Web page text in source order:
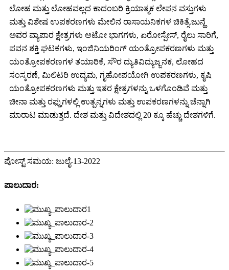
ಲೋಹ ಮತ್ತು ಲೋಹವಲ್ಲದ ಕಾದಂಬರಿ ಕ್ರಿಯಾತ್ಮಕ ಲೇಪನ ವಸ್ತುಗಳು
ಮತ್ತು ವಿಶೇಷ ಉಪಕರಣಗಳು ಮೇಲಿನ ರಾಸಾಯನಿಕಗಳ ಚಿಕಿತ್ಸೆ.ಜುನ್ಹೆ
ಅವರ ವ್ಯಾಪಾರ ಕ್ಷೇತ್ರಗಳು ಆಟೋ ಭಾಗಗಳು, ಏರೋಸ್ಪೇಸ್, ​​ರೈಲು ಸಾರಿಗೆ,
ಪವನ ಶಕ್ತಿ ಘಟಕಗಳು, ಇಂಜಿನಿಯರಿಂಗ್ ಯಂತ್ರೋಪಕರಣಗಳು ಮತ್ತು
ಯಂತ್ರೋಪಕರಣಗಳ ತಯಾರಿಕೆ, ಸೌರ ದ್ಯುತಿವಿದ್ಯುಜ್ಜನಕ, ಲೋಹದ
ಸಂಸ್ಕರಣೆ, ಮಿಲಿಟರಿ ಉದ್ಯಮ, ಗೃಹೋಪಯೋಗಿ ಉಪಕರಣಗಳು, ಕೃಷಿ
ಯಂತ್ರೋಪಕರಣಗಳು ಮತ್ತು ಇತರ ಕ್ಷೇತ್ರಗಳನ್ನು ಒಳಗೊಂಡಿವೆ ಮತ್ತು
ಚೀನಾ ಮತ್ತು ರಫ್ತುಗಳಲ್ಲಿ ಉತ್ಪನ್ನಗಳು ಮತ್ತು ಉಪಕರಣಗಳನ್ನು ಚೆನ್ನಾಗಿ
ಮಾರಾಟ ಮಾಡುತ್ತದೆ. ದೇಶ ಮತ್ತು ವಿದೇಶದಲ್ಲಿ 20 ಕ್ಕೂ ಹೆಚ್ಚು ದೇಶಗಳಿಗೆ.
ಪೋಸ್ಟ್ ಸಮಯ: ಜುಲೈ-13-2022
ಪಾಲುದಾರ: